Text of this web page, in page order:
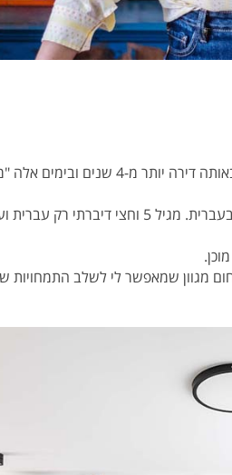
אני בת 35, הספקתי לגור ב-4 מדינות, 10 ערים ו-13
נולדתי בלימה שבפרו, עד גיל 4 דיברתי ספרדית שוטפת ואף לא
שמאפשר לי לשלב התמחויות